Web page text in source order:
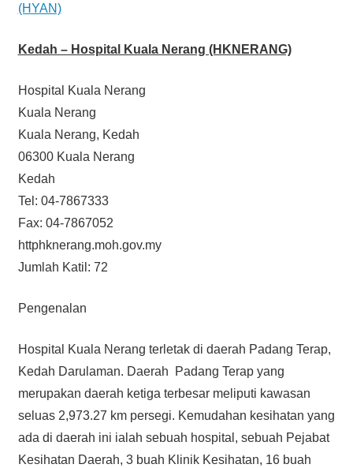
(HYAN)
Kedah – Hospital Kuala Nerang (HKNERANG)
Hospital Kuala Nerang
Kuala Nerang
Kuala Nerang, Kedah
06300 Kuala Nerang
Kedah
Tel: 04-7867333
Fax: 04-7867052
httphknerang.moh.gov.my
Jumlah Katil: 72
Pengenalan
Hospital Kuala Nerang terletak di daerah Padang Terap,
Kedah Darulaman. Daerah Padang Terap yang
merupakan daerah ketiga terbesar meliputi kawasan
seluas 2,973.27 km persegi. Kemudahan kesihatan yang
ada di daerah ini ialah sebuah hospital, sebuah Pejabat
Kesihatan Daerah, 3 buah Klinik Kesihatan, 16 buah